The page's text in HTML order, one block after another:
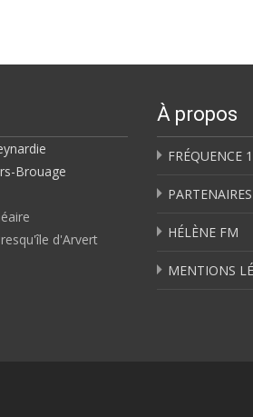
Brouage
d'Arvert
À propos
FRÉQUENCE
PARTENAIRES
HÉLÈNE FM
MENTIONS